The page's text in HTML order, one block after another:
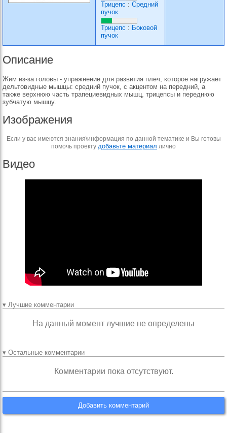
Трицепс : Средний
пучок
Трицепс : Боковой
пучок
Описание
Жим из-за головы - упражнение для развития плеч, которое нагружает
дельтовидные мышцы: средний пучок, с акцентом на передний, а
также верхнюю часть трапециевидных мышц, трицепсы и переднюю
зубчатую мышцу.
Изображения
Если у вас имеются знания\информация по данной тематике и Вы готовы
помочь проекту добавьте материал лично
Видео
▾ Лучшие комментарии
На данный момент лучшие не определены
▾ Остальные комментарии
Комментарии пока отсутствуют.
Добавить комментарий